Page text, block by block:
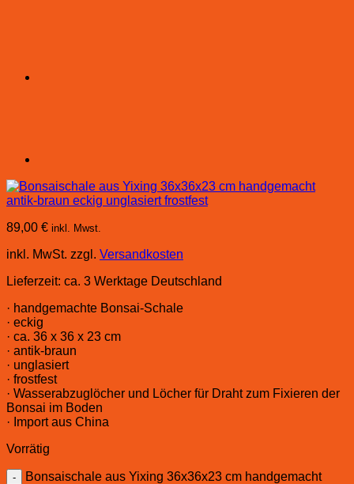
89,00 € inkl. Mwst.
inkl. MwSt. zzgl. Versandkosten
Lieferzeit: ca. 3 Werktage Deutschland
· handgemachte Bonsai-Schale
· eckig
· ca. 36 x 36 x 23 cm
· antik-braun
· unglasiert
· frostfest
· Wasserabzuglöcher und Löcher für Draht zum Fixieren der
Bonsai im Boden
· Import aus China
Vorrätig
Bonsaischale aus Yixing 36x36x23 cm handgemacht